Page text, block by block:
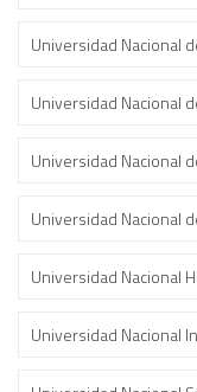
Universidad Nacional
Universidad Nacional
Universidad Nacional
Universidad Nacional
Universidad Nacional
Universidad Nacional